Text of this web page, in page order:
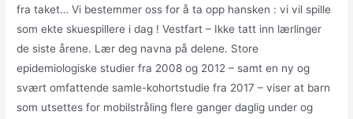
fra taket… Vi bestemmer oss for å ta opp hansken : vi vil spille
som ekte skuespillere i dag ! Vestfart – Ikke tatt inn lærlinger
de siste årene. Lær deg navna på delene. Store
epidemiologiske studier fra 2008 og 2012 – samt en ny og
svært omfattende samle-kohortstudie fra 2017 – viser at barn
som utsettes for mobilstråling flere ganger daglig under og